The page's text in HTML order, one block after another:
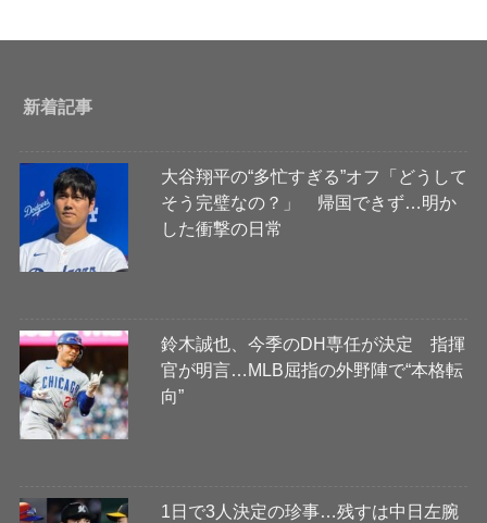
新着記事
大谷翔平の“多忙すぎる”オフ「どうして
そう完璧なの？」 帰国できず…明か
した衝撃の日常
鈴木誠也、今季のDH専任が決定 指揮
官が明言…MLB屈指の外野陣で“本格転
向”
1日で3人決定の珍事…残すは中日左腕